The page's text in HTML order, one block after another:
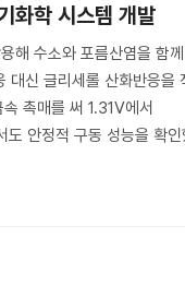
화학 시스템 개발
해 수소와 포름산염을 함께
대신 글리세롤 산화반응을
촉매를 써 1.31V에서
안정적 구동 성능을 확인